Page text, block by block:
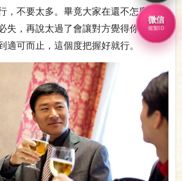
，不要太多。畢竟大家在還不怎麼
熟悉
失，再說太過了會讓對方覺得你在拍馬
適可而止，這個度把握好就行。
微信
複製ID